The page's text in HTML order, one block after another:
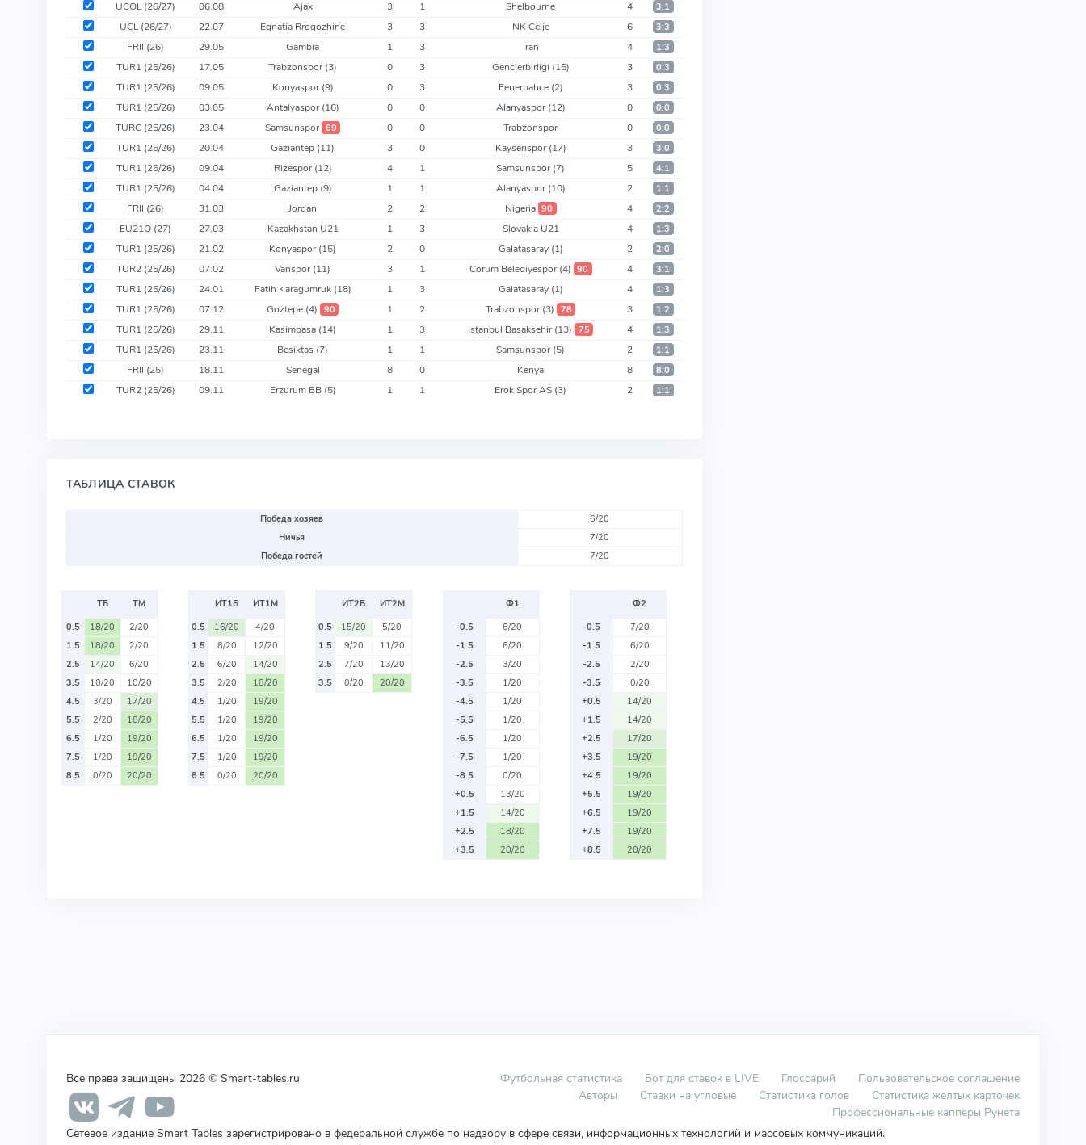
UCOL (26/27)
06.08 Ajax 3 1 Shelbourne 4 3:1
UCL (26/27) 22.07 Egnatia Rrogozhine 3 3 NK Celje 6 3:3
FRII (26) 29.05 Gambia 1 3 Iran 4 1:3
TUR1 (25/26) 17.05 Trabzonspor(3) 0 3 Genclerbirligi (15) 3 0:3
TUR1 (25/26) 09.05 Konyaspor(9) 0 3 Fenerbahce (2) 3 0:3
TUR1 (25/26) 03.05 Antalyaspor(16) 0 0 Alanyaspor(12) 0 0:0
TURC (25/26) 23.04 Samsunspor 69 0 0 Trabzonspor 0 0:0
TUR1 (25/26) 20.04 Gaziantep (11) 3 0 Kayserispor(17) 3 3:0
TUR1 (25/26) 09.04 Rizespor(12) 4 1 Samsunspor(7) 5 4:1
TUR1 (25/26) 04.04 Gaziantep (9) 1 1 Alanyaspor(10) 2 1:1
FRII (26) 31.03 Jordan 2 2 Nigeria 90 4 2:2
EU21Q (27) 27.03 Kazakhstan U21 1 3 Slovakia U21 4 1:3
TUR1 (25/26) 21.02 Konyaspor(15) 2 0 Galatasaray (1) 2 2:0
TUR2 (25/26) 07.02 Vanspor(11) 3 1 Corum Belediyespor(4) 90 4 3:1
TUR1 (25/26) 24.01 Fatih Karagumruk (18) 1 3 Galatasaray (1) 4 1:3
TUR1 (25/26) 07.12 Goztepe (4) 90 1 2 Trabzonspor(3) 78 3 1:2
TUR1 (25/26) 29.11 Kasimpasa (14) 1 3 Istanbul Basaksehir(13) 75 4 1:3
TUR1 (25/26) 23.11 Besiktas (7) 1 1 Samsunspor(5) 2 1:1
FRII (25) 18.11 Senegal 8 0 Kenya 8 8:0
TUR2 (25/26) 09.11 Erzurum BB (5) 1 1 Erok Spor AS (3) 2 1:1
ТАБЛИЦА СТАВОК
Победа хозяев
6/20
Ничья
7/20
Победа гостей
7/20
ТБ
ТМ
0.5
18/20
2/20
1.5
18/20
2/20
2.5
14/20
6/20
3.5
10/20
10/20
4.5
3/20
17/20
5.5
2/20
18/20
6.5
1/20
19/20
7.5
1/20
19/20
8.5
0/20 20/20
ИТ1Б
ИТ1М
0.5
16/20
4/20
1.5
8/20
12/20
2.5
6/20
14/20
3.5
2/20
18/20
4.5
1/20
19/20
5.5
1/20
19/20
6.5
1/20
19/20
7.5
1/20
19/20
8.5
0/20 20/20
ИТ2Б
ИТ2М
0.5
15/20
5/20
1.5
9/20
11/20
2.5
7/20
13/20
3.5
0/20 20/20
Ф1
-0.5
6/20
-1.5
6/20
-2.5
3/20
-3.5
1/20
-4.5
1/20
-5.5
1/20
-6.5
1/20
-7.5
1/20
-8.5
0/20
+0.5
13/20
+1.5
14/20
+2.5
18/20
+3.5
20/20
Ф2
-0.5
7/20
-1.5
6/20
-2.5
2/20
-3.5
0/20
+0.5
14/20
+1.5
14/20
+2.5
17/20
+3.5
19/20
+4.5
19/20
+5.5
19/20
+6.5
19/20
+7.5
19/20
+8.5
20/20
Все права защищены 2026 © Smart-tables.ru Футбольная статистика Бот для ставок в LIVE Глоссарий
Пользовательское соглашение
Авторы
Ставки на угловые Статистика голов
Статистика желтых карточек
Профессиональные капперы Рунета
Сетевое издание Smart Tables зарегистрировано в федеральной службе по надзору в сфере связи, информационных технологий и массовых коммуникаций.